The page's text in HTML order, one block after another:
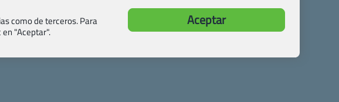
Tenerife – España
como de terceros. Para
en "Aceptar".
Aceptar